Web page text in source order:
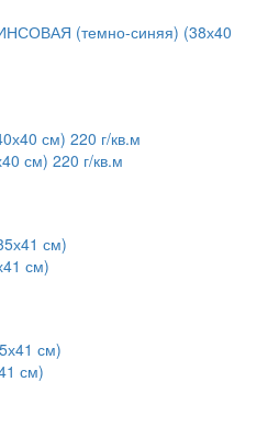
(темно-синяя) (38х40
см) 220 г/кв.м
см)
см)